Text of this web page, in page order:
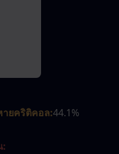
ายคริติคอล:44.1%
: